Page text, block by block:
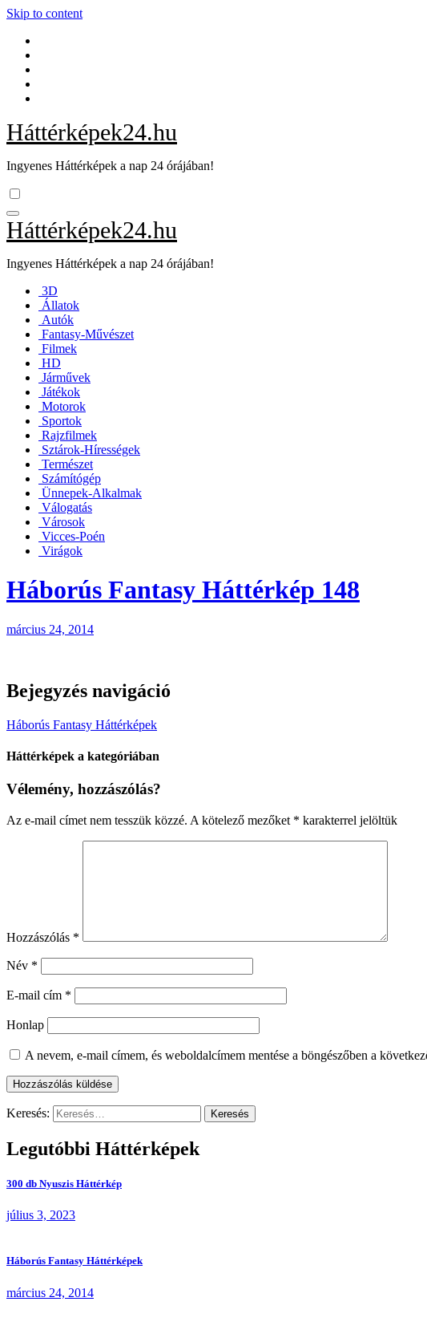
Skip to content
Háttérképek24.hu
Ingyenes Háttérképek a nap 24 órájában!
Háttérképek24.hu
Ingyenes Háttérképek a nap 24 órájában!
3D
Állatok
Autók
Fantasy-Művészet
Filmek
HD
Járművek
Játékok
Motorok
Sportok
Rajzfilmek
Sztárok-Hírességek
Természet
Számítógép
Ünnepek-Alkalmak
Válogatás
Városok
Vicces-Poén
Virágok
Háborús Fantasy Háttérkép 148
március 24, 2014
Bejegyzés navigáció
Háborús Fantasy Háttérképek
Háttérképek a kategóriában
Vélemény, hozzászólás?
Az e-mail címet nem tesszük közzé. A kötelező mezőket * karakterrel jelöltük
Hozzászólás *
Név *
E-mail cím *
Honlap
A nevem, e-mail címem, és weboldalcímem mentése a böngészőben a
Keresés:
Legutóbbi Háttérképek
300 db Nyuszis Háttérkép
július 3, 2023
Háborús Fantasy Háttérképek
március 24, 2014